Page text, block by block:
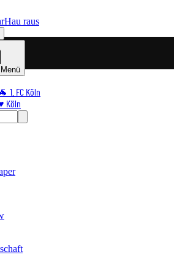
Hau raus
Menü
🐐 1. FC Köln
Köln
⭐ Promi
Shoppingwelt